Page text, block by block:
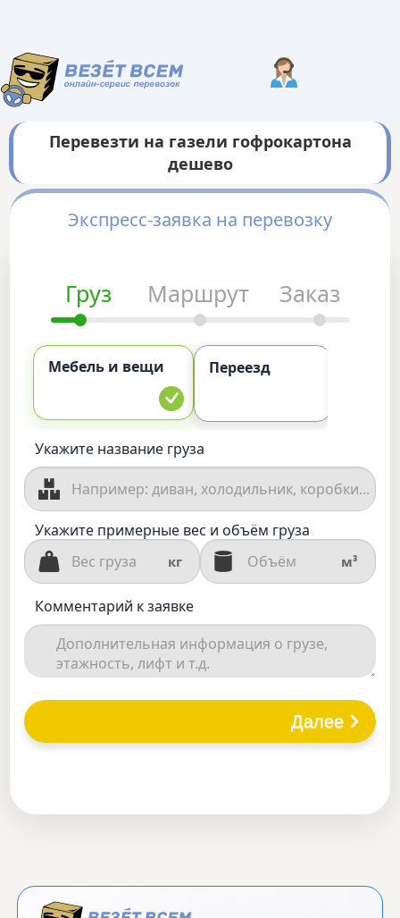
Перевезти на газели гофрокартона
дешево
Экспресс-заявка на перевозку
Груз Маршрут Заказ
Мебель и вещи Переезд
Укажите название груза
Укажите примерные вес и объём груза
кг м³
Комментарий к заявке
Далее